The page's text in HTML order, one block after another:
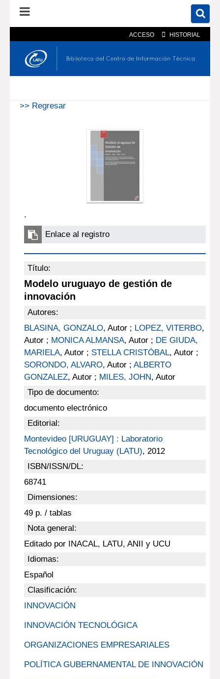
ACCESO HISTORIAL
En el catálogo En el sitio
>> Regresar
.
Enlace al registro
Título:
Modelo uruguayo de gestión de
innovación
Autores:
BLASINA, GONZALO, Autor ; LOPEZ, VITERBO,
Autor ; MONICA ALMANSA, Autor ; DE GIUDA,
MARIELA, Autor ; STELLA CRISTÓBAL, Autor ;
SORONDO, ALVARO, Autor ; ALBERTO
GONZALEZ, Autor ; MILES, JOHN, Autor
Tipo de documento:
documento electrónico
Editorial:
Montevideo [URUGUAY] : Laboratorio
Tecnológico del Uruguay (LATU), 2012
ISBN/ISSN/DL:
68741
Dimensiones:
49 p. / tablas
Nota general:
Editado por INACAL, LATU, ANII y UCU
Idiomas:
Español
Clasificación:
INNOVACIÓN
INNOVACIÓN TECNOLÓGICA
ORGANIZACIONES EMPRESARIALES
POLÍTICA GUBERNAMENTAL DE INNOVACIÓN